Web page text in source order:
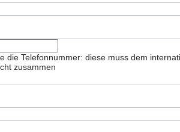
die Telefonnummer: diese muss dem
zusammen